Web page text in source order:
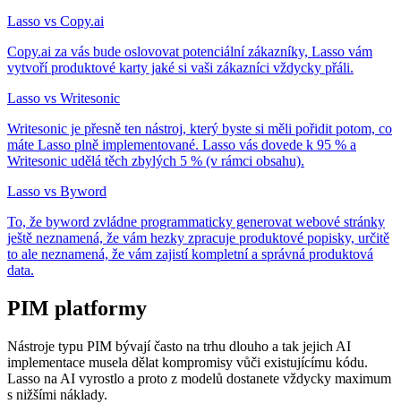
Lasso vs Copy.ai
Copy.ai za vás bude oslovovat potenciální zákazníky, Lasso vám
vytvoří produktové karty jaké si vaši zákazníci vždycky přáli.
Lasso vs Writesonic
Writesonic je přesně ten nástroj, který byste si měli pořidit potom, co
máte Lasso plně implementované. Lasso vás dovede k 95 % a
Writesonic udělá těch zbylých 5 % (v rámci obsahu).
Lasso vs Byword
To, že byword zvládne programmaticky generovat webové stránky
ještě neznamená, že vám hezky zpracuje produktové popisky, určitě
to ale neznamená, že vám zajistí kompletní a správná produktová
data.
PIM platformy
Nástroje typu PIM bývají často na trhu dlouho a tak jejich AI
implementace musela dělat kompromisy vůči existujícímu kódu.
Lasso na AI vyrostlo a proto z modelů dostanete vždycky maximum
s nižšími náklady.